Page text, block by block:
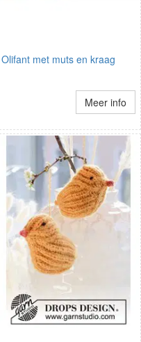
Olifant met muts en kraag
Meer info